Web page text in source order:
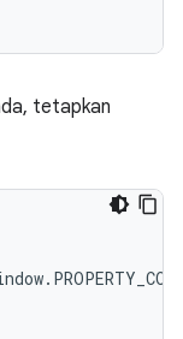
tetapkan